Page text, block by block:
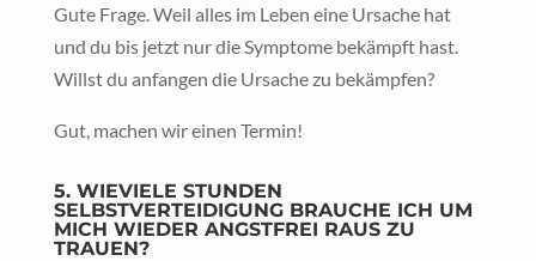
Gute Frage. Weil alles im Leben eine Ursache hat
und du bis jetzt nur die Symptome bekämpft hast.
Willst du anfangen die Ursache zu bekämpfen?
Gut, machen wir einen Termin!
5. WIEVIELE STUNDEN
SELBSTVERTEIDIGUNG BRAUCHE ICH UM
MICH WIEDER ANGSTFREI RAUS ZU
TRAUEN?